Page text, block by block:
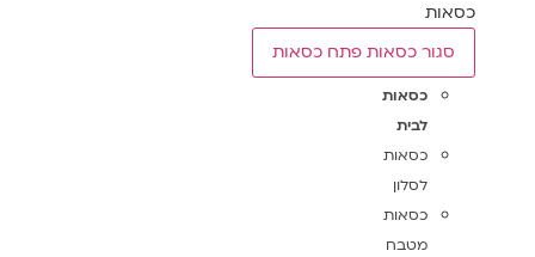
כסאות
סגור כסאות פתח כסאות
כסאות
לבית
כסאות
לסלון
כסאות
מטבח